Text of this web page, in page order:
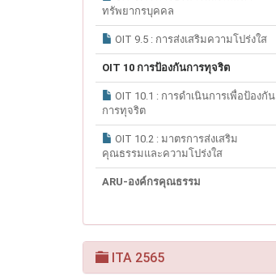
ทรัพยากรบุคคล
OIT 9.5 : การส่งเสริมความโปร่งใส
OIT 10 การป้องกันการทุจริต
OIT 10.1 : การดำเนินการเพื่อป้องกัน
การทุจริต
OIT 10.2 : มาตรการส่งเสริม
คุณธรรมและความโปร่งใส
ARU-องค์กรคุณธรรม
ITA 2565